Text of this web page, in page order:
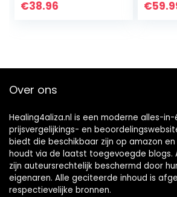
Verpakking Van 8
€38.96 €
Over ons
Healing4aliza.nl is een moderne alles-in-
prijsvergelijkings- en
biedt die beschikbaar zijn op amazon
houdt via de laatst toegevoegde blogs.
zijn auteursrechtelijk beschermd door
eigenaren. Alle geciteerde inhoud is
respectievelijke bronnen.